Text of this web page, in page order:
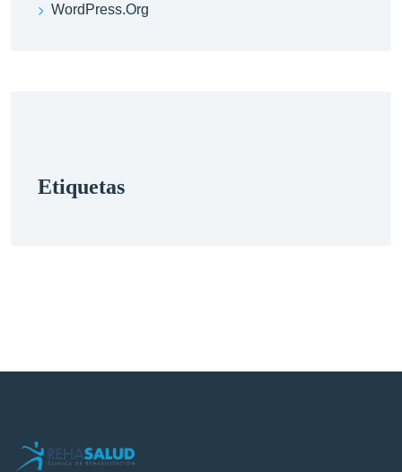
WordPress.org
etiquetas